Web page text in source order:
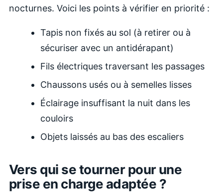
nocturnes. Voici les points à vérifier en priorité :
Tapis non fixés au sol (à retirer ou à
sécuriser avec un antidérapant)
Fils électriques traversant les passages
Chaussons usés ou à semelles lisses
Éclairage insuffisant la nuit dans les
couloirs
Objets laissés au bas des escaliers
Vers qui se tourner pour une
prise en charge adaptée ?